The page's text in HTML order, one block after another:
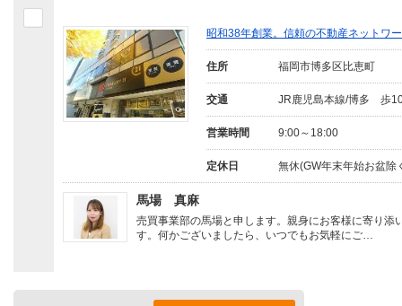
昭和38年創業。信頼の不動産ネットワ
住所 福岡市博多区比恵町
交通 JR鹿児島本線/博多 歩
営業時間 9:00～18:00
定休日 無休(GW年末年始お盆除
馬場 真麻
売買事業部の馬場と申します。親身にお客様に寄り添
す。何かございましたら、いつでもお気軽にご…